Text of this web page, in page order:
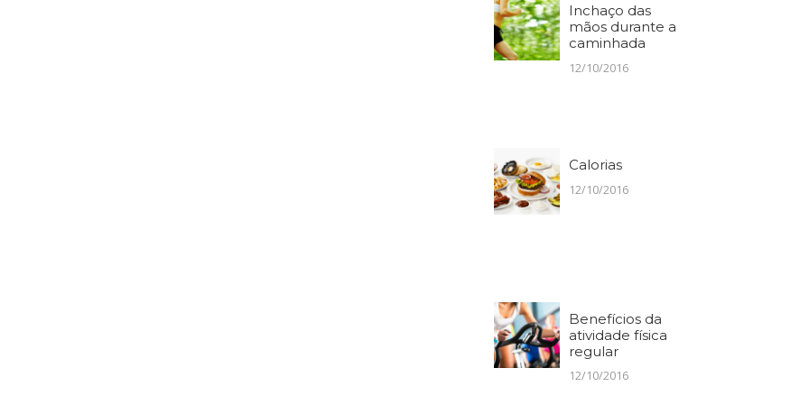
Inchaço das
mãos durante a
caminhada
12/10/2016
Calorias
12/10/2016
Benefícios da
atividade física
regular
12/10/2016